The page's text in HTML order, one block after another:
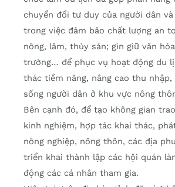
chuyển đổi tư duy của người dân
trong việc đảm bảo chất lượng an
nông, lâm, thủy sản; gìn giữ văn
trường… để phục vụ hoạt động du
thác tiềm năng, nâng cao thu
sống người dân ở khu vực nông
Bên cạnh đó, để tạo không gian
kinh nghiệm, hợp tác khai thác,
nông nghiệp, nông thôn, các địa
triển khai thành lập các hội quán
động các cá nhân tham gia.